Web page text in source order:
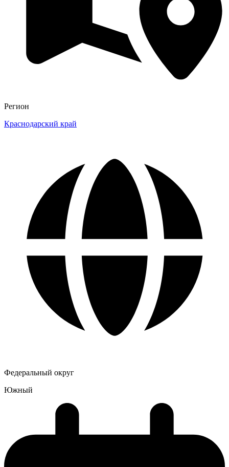
Регион
Краснодарский край
Федеральный округ
Южный